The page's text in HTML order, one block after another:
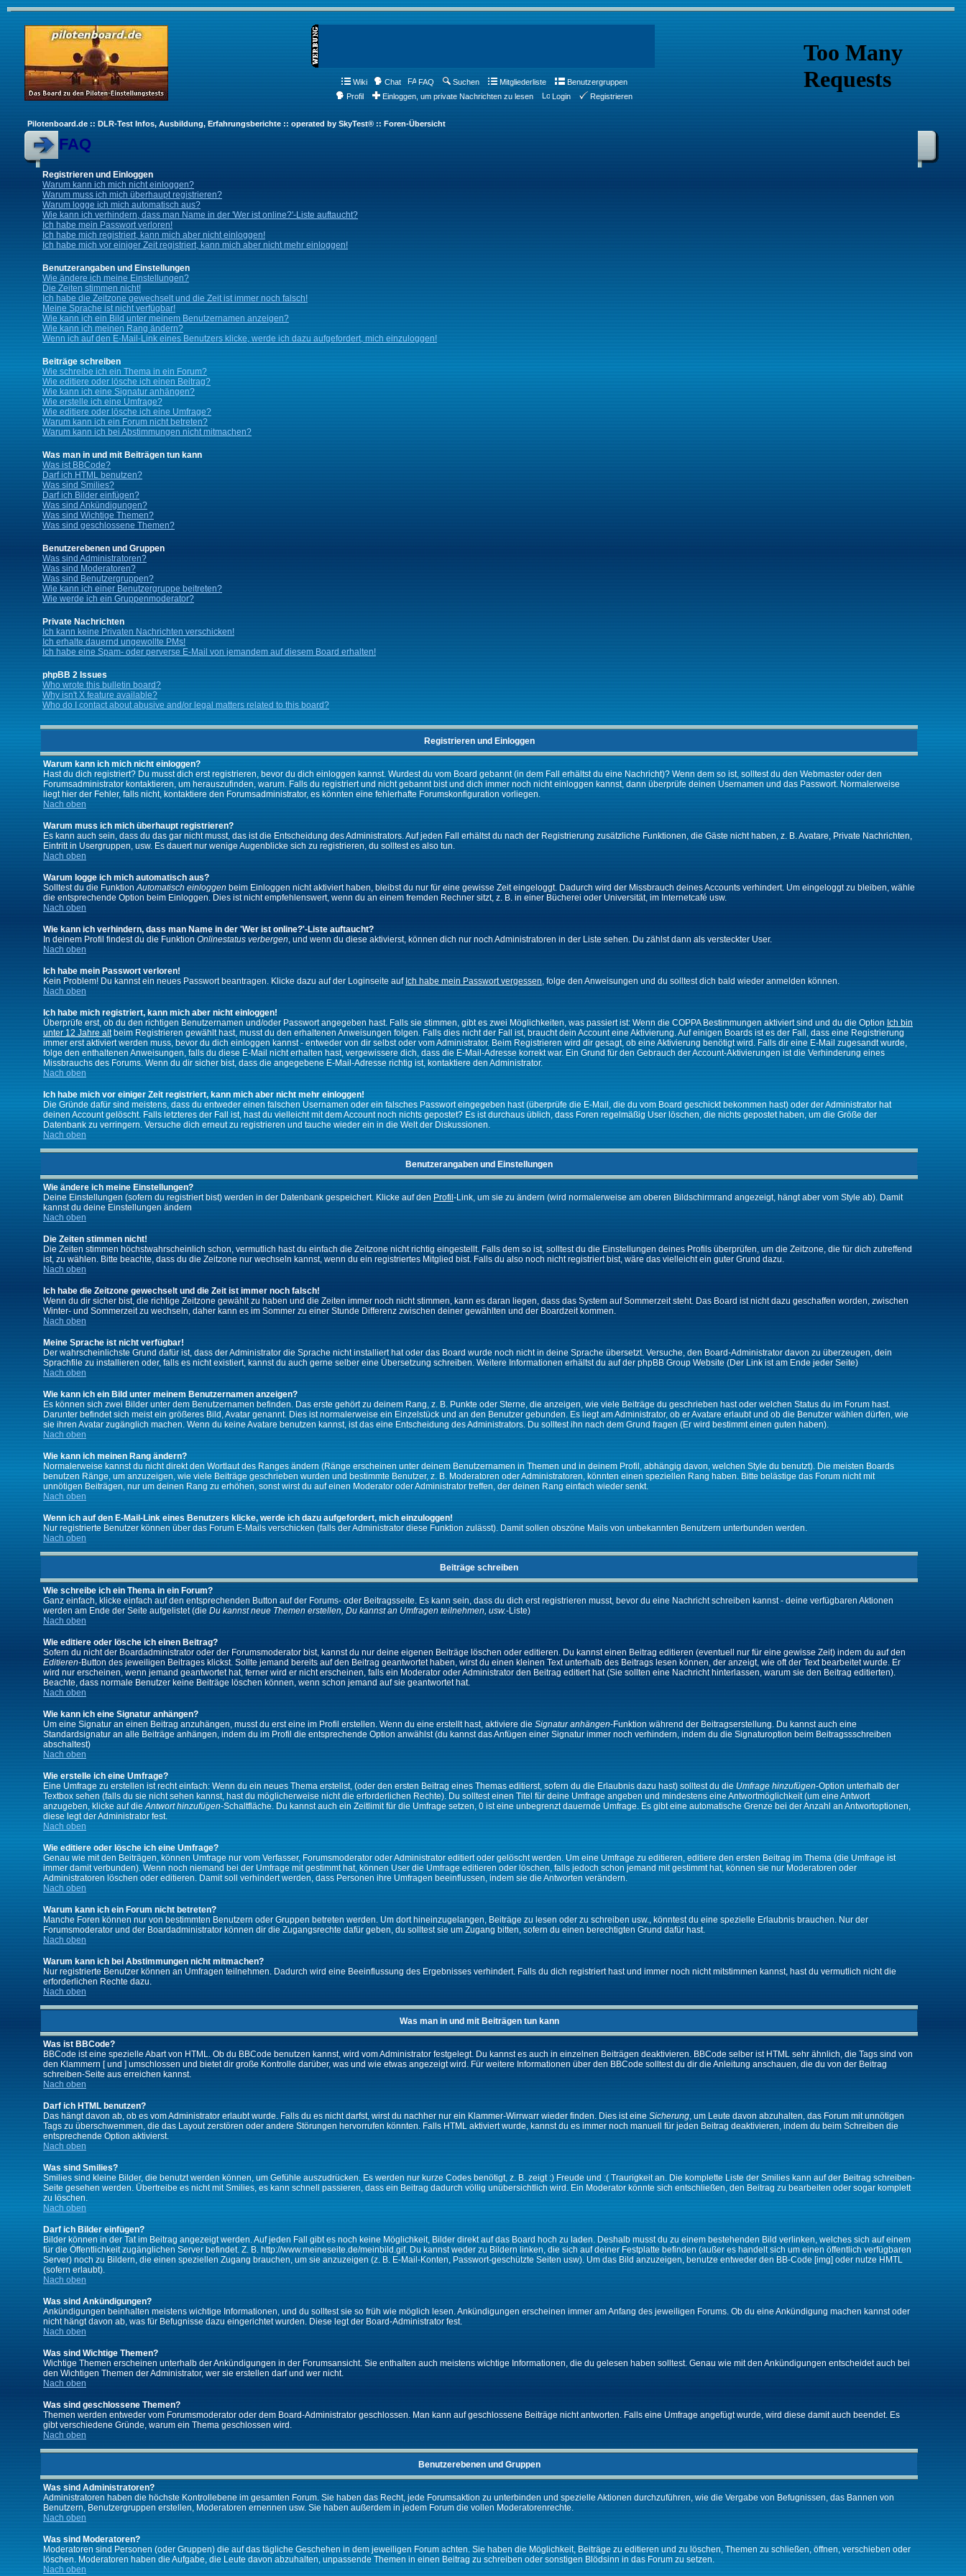
Wiki Chat FAQ Suchen Mitgliederliste
Benutzergruppen
Profil
Einloggen, um private Nachrichten zu lesen Login Registrieren
Pilotenboard.de :: DLR-Test Infos, Ausbildung, Erfahrungsberichte :: operated by SkyTest® :: Foren-Übersicht
FAQ
Registrieren und Einloggen
Warum kann ich mich nicht einloggen?
Warum muss ich mich überhaupt registrieren?
Warum logge ich mich automatisch aus?
Wie kann ich verhindern, dass man Name in der 'Wer ist online?'-Liste auftaucht?
Ich habe mein Passwort verloren!
Ich habe mich registriert, kann mich aber nicht einloggen!
Ich habe mich vor einiger Zeit registriert, kann mich aber nicht mehr einloggen!
Benutzerangaben und Einstellungen
Wie ändere ich meine Einstellungen?
Die Zeiten stimmen nicht!
Ich habe die Zeitzone gewechselt und die Zeit ist immer noch falsch!
Meine Sprache ist nicht verfügbar!
Wie kann ich ein Bild unter meinem Benutzernamen anzeigen?
Wie kann ich meinen Rang ändern?
Wenn ich auf den E-Mail-Link eines Benutzers klicke, werde ich dazu aufgefordert, mich einzuloggen!
Beiträge schreiben
Wie schreibe ich ein Thema in ein Forum?
Wie editiere oder lösche ich einen Beitrag?
Wie kann ich eine Signatur anhängen?
Wie erstelle ich eine Umfrage?
Wie editiere oder lösche ich eine Umfrage?
Warum kann ich ein Forum nicht betreten?
Warum kann ich bei Abstimmungen nicht mitmachen?
Was man in und mit Beiträgen tun kann
Was ist BBCode?
Darf ich HTML benutzen?
Was sind Smilies?
Darf ich Bilder einfügen?
Was sind Ankündigungen?
Was sind Wichtige Themen?
Was sind geschlossene Themen?
Benutzerebenen und Gruppen
Was sind Administratoren?
Was sind Moderatoren?
Was sind Benutzergruppen?
Wie kann ich einer Benutzergruppe beitreten?
Wie werde ich ein Gruppenmoderator?
Private Nachrichten
Ich kann keine Privaten Nachrichten verschicken!
Ich erhalte dauernd ungewollte PMs!
Ich habe eine Spam- oder perverse E-Mail von jemandem auf diesem Board erhalten!
phpBB 2 Issues
Who wrote this bulletin board?
Why isn't X feature available?
Who do I contact about abusive and/or legal matters related to this board?
Registrieren und Einloggen
Warum kann ich mich nicht einloggen?
Hast du dich registriert? Du musst dich erst registrieren, bevor du dich einloggen kannst. Wurdest du vom Board gebannt (in dem Fall erhältst du eine Nachricht)? Wenn dem so ist, solltest du den Webmaster oder den
Forumsadministrator kontaktieren, um herauszufinden, warum. Falls du registriert und nicht gebannt bist und dich immer noch nicht einloggen kannst, dann überprüfe deinen Usernamen und das Passwort. Normalerweise
liegt hier der Fehler, falls nicht, kontaktiere den Forumsadministrator, es könnten eine fehlerhafte Forumskonfiguration vorliegen.
Nach oben
Warum muss ich mich überhaupt registrieren?
Es kann auch sein, dass du das gar nicht musst, das ist die Entscheidung des Administrators. Auf jeden Fall erhältst du nach der Registrierung zusätzliche Funktionen, die Gäste nicht haben, z. B. Avatare, Private Nachrichten,
Eintritt in Usergruppen, usw. Es dauert nur wenige Augenblicke sich zu registrieren, du solltest es also tun.
Nach oben
Warum logge ich mich automatisch aus?
Solltest du die FunktionAutomatisch einloggen beim Einloggen nicht aktiviert haben, bleibst du nur für eine gewisse Zeit eingeloggt. Dadurch wird der Missbrauch deines Accounts verhindert. Um eingeloggt zu bleiben, wähle
die entsprechende Option beim Einloggen. Dies ist nicht empfehlenswert, wenn du an einem fremden Rechner sitzt, z. B. in einer Bücherei oder Universität, im Internetcafé usw.
Nach oben
Wie kann ich verhindern, dass man Name in der 'Wer ist online?'-Liste auftaucht?
In deinem Profil findest du die Funktion Onlinestatus verbergen, und wenn du diese aktivierst, können dich nur noch Administratoren in der Liste sehen. Du zählst dann als versteckter User.
Nach oben
Ich habe mein Passwort verloren!
Kein Problem! Du kannst ein neues Passwort beantragen. Klicke dazu auf der Loginseite auf Ich habe mein Passwort vergessen, folge den Anweisungen und du solltest dich bald wieder anmelden können.
Nach oben
Ich habe mich registriert, kann mich aber nicht einloggen!
Überprüfe erst, ob du den richtigen Benutzernamen und/oder Passwort angegeben hast. Falls sie stimmen, gibt es zwei Möglichkeiten, was passiert ist: Wenn die COPPA Bestimmungen aktiviert sind und du die Option Ich bin
unter 12 Jahre altbeim Registrieren gewählt hast, musst du den erhaltenen Anweisungen folgen. Falls dies nicht der Fall ist, braucht dein Account eine Aktivierung. Auf einigen Boards ist es der Fall, dass eine Registrierung
immer erst aktiviert werden muss, bevor du dich einloggen kannst - entweder von dir selbst oder vom Administrator. Beim Registrieren wird dir gesagt, ob eine Aktivierung benötigt wird. Falls dir eine E-Mail zugesandt wurde,
folge den enthaltenen Anweisungen, falls du diese E-Mail nicht erhalten hast, vergewissere dich, dass die E-Mail-Adresse korrekt war. Ein Grund für den Gebrauch der Account-Aktivierungen ist die Verhinderung eines
Missbrauchs des Forums. Wenn du dir sicher bist, dass die angegebene E-Mail-Adresse richtig ist, kontaktiere den Administrator.
Nach oben
Ich habe mich vor einiger Zeit registriert, kann mich aber nicht mehr einloggen!
Die Gründe dafür sind meistens, dass du entweder einen falschen Usernamen oder ein falsches Passwort eingegeben hast (überprüfe die E-Mail, die du vom Board geschickt bekommen hast) oder der Administrator hat
deinen Account gelöscht. Falls letzteres der Fall ist, hast du vielleicht mit dem Account noch nichts gepostet? Es ist durchaus üblich, dass Foren regelmäßig User löschen, die nichts gepostet haben, um die Größe der
Datenbank zu verringern. Versuche dich erneut zu registrieren und tauche wieder ein in die Welt der Diskussionen.
Nach oben
Benutzerangaben und Einstellungen
Wie ändere ich meine Einstellungen?
Deine Einstellungen (sofern du registriert bist) werden in der Datenbank gespeichert. Klicke auf den Profil -Link, um sie zu ändern (wird normalerweise am oberen Bildschirmrand angezeigt, hängt aber vom Style ab). Damit
kannst du deine Einstellungen ändern
Nach oben
Die Zeiten stimmen nicht!
Die Zeiten stimmen höchstwahrscheinlich schon, vermutlich hast du einfach die Zeitzone nicht richtig eingestellt. Falls dem so ist, solltest du die Einstellungen deines Profils überprüfen, um die Zeitzone, die für dich zutreffend
ist, zu wählen. Bitte beachte, dass du die Zeitzone nur wechseln kannst, wenn du ein registriertes Mitglied bist. Falls du also noch nicht registriert bist, wäre das vielleicht ein guter Grund dazu.
Nach oben
Ich habe die Zeitzone gewechselt und die Zeit ist immer noch falsch!
Wenn du dir sicher bist, die richtige Zeitzone gewählt zu haben und die Zeiten immer noch nicht stimmen, kann es daran liegen, dass das System auf Sommerzeit steht. Das Board ist nicht dazu geschaffen worden, zwischen
Winter- und Sommerzeit zu wechseln, daher kann es im Sommer zu einer Stunde Differenz zwischen deiner gewählten und der Boardzeit kommen.
Nach oben
Meine Sprache ist nicht verfügbar!
Der wahrscheinlichste Grund dafür ist, dass der Administrator die Sprache nicht installiert hat oder das Board wurde noch nicht in deine Sprache übersetzt. Versuche, den Board-Administrator davon zu überzeugen, dein
Sprachfile zu installieren oder, falls es nicht existiert, kannst du auch gerne selber eine Übersetzung schreiben. Weitere Informationen erhältst du auf der phpBB Group Website (Der Link ist am Ende jeder Seite)
Nach oben
Wie kann ich ein Bild unter meinem Benutzernamen anzeigen?
Es können sich zwei Bilder unter dem Benutzernamen befinden. Das erste gehört zu deinem Rang, z. B. Punkte oder Sterne, die anzeigen, wie viele Beiträge du geschrieben hast oder welchen Status du im Forum hast.
Darunter befindet sich meist ein größeres Bild, Avatar genannt. Dies ist normalerweise ein Einzelstück und an den Benutzer gebunden. Es liegt am Administrator, ob er Avatare erlaubt und ob die Benutzer wählen dürfen, wie
sie ihren Avatar zugänglich machen. Wenn du keine Avatare benutzen kannst, ist das eine Entscheidung des Administrators. Du solltest ihn nach dem Grund fragen (Er wird bestimmt einen guten haben).
Nach oben
Wie kann ich meinen Rang ändern?
Normalerweise kannst du nicht direkt den Wortlaut des Ranges ändern (Ränge erscheinen unter deinem Benutzernamen in Themen und in deinem Profil, abhängig davon, welchen Style du benutzt). Die meisten Boards
benutzen Ränge, um anzuzeigen, wie viele Beiträge geschrieben wurden und bestimmte Benutzer, z. B. Moderatoren oder Administratoren, könnten einen speziellen Rang haben. Bitte belästige das Forum nicht mit
unnötigen Beiträgen, nur um deinen Rang zu erhöhen, sonst wirst du auf einen Moderator oder Administrator treffen, der deinen Rang einfach wieder senkt.
Nach oben
Wenn ich auf den E-Mail-Link eines Benutzers klicke, werde ich dazu aufgefordert, mich einzuloggen!
Nur registrierte Benutzer können über das Forum E-Mails verschicken (falls der Administrator diese Funktion zulässt). Damit sollen obszöne Mails von unbekannten Benutzern unterbunden werden.
Nach oben
Beiträge schreiben
Wie schreibe ich ein Thema in ein Forum?
Ganz einfach, klicke einfach auf den entsprechenden Button auf der Forums- oder Beitragsseite. Es kann sein, dass du dich erst registrieren musst, bevor du eine Nachricht schreiben kannst - deine verfügbaren Aktionen
werden am Ende der Seite aufgelistet (die Du kannst neue Themen erstellen, Du kannst an Umfragen teilnehmen, usw.-Liste)
Nach oben
Wie editiere oder lösche ich einen Beitrag?
Sofern du nicht der Boardadministrator oder der Forumsmoderator bist, kannst du nur deine eigenen Beiträge löschen oder editieren. Du kannst einen Beitrag editieren (eventuell nur für eine gewisse Zeit) indem du auf den
Editieren-Button des jeweiligen Beitrages klickst. Sollte jemand bereits auf den Beitrag geantwortet haben, wirst du einen kleinen Text unterhalb des Beitrags lesen können, der anzeigt, wie oft der Text bearbeitet wurde. Er
wird nur erscheinen, wenn jemand geantwortet hat, ferner wird er nicht erscheinen, falls ein Moderator oder Administrator den Beitrag editiert hat (Sie sollten eine Nachricht hinterlassen, warum sie den Beitrag editierten).
Beachte, dass normale Benutzer keine Beiträge löschen können, wenn schon jemand auf sie geantwortet hat.
Nach oben
Wie kann ich eine Signatur anhängen?
Um eine Signatur an einen Beitrag anzuhängen, musst du erst eine im Profil erstellen. Wenn du eine erstellt hast, aktiviere die Signatur anhängen-Funktion während der Beitragserstellung. Du kannst auch eine
Standardsignatur an alle Beiträge anhängen, indem du im Profil die entsprechende Option anwählst (du kannst das Anfügen einer Signatur immer noch verhindern, indem du die Signaturoption beim Beitragssschreiben
abschaltest)
Nach oben
Wie erstelle ich eine Umfrage?
Eine Umfrage zu erstellen ist recht einfach: Wenn du ein neues Thema erstellst, (oder den ersten Beitrag eines Themas editierst, sofern du die Erlaubnis dazu hast) solltest du die Umfrage hinzufügen-Option unterhalb der
Textbox sehen (falls du sie nicht sehen kannst, hast du möglicherweise nicht die erforderlichen Rechte). Du solltest einen Titel für deine Umfrage angeben und mindestens eine Antwortmöglichkeit (um eine Antwort
anzugeben, klicke auf dieAntwort hinzufügen-Schaltfläche. Du kannst auch ein Zeitlimit für die Umfrage setzen, 0 ist eine unbegrenzt dauernde Umfrage. Es gibt eine automatische Grenze bei der Anzahl an Antwortoptionen,
diese legt der Administrator fest.
Nach oben
Wie editiere oder lösche ich eine Umfrage?
Genau wie mit den Beiträgen, können Umfrage nur vom Verfasser, Forumsmoderator oder Administrator editiert oder gelöscht werden. Um eine Umfrage zu editieren, editiere den ersten Beitrag im Thema (die Umfrage ist
immer damit verbunden). Wenn noch niemand bei der Umfrage mit gestimmt hat, können User die Umfrage editieren oder löschen, falls jedoch schon jemand mit gestimmt hat, können sie nur Moderatoren oder
Administratoren löschen oder editieren. Damit soll verhindert werden, dass Personen ihre Umfragen beeinflussen, indem sie die Antworten verändern.
Nach oben
Warum kann ich ein Forum nicht betreten?
Manche Foren können nur von bestimmten Benutzern oder Gruppen betreten werden. Um dort hineinzugelangen, Beiträge zu lesen oder zu schreiben usw., könntest du eine spezielle Erlaubnis brauchen. Nur der
Forumsmoderator und der Boardadministrator können dir die Zugangsrechte dafür geben, du solltest sie um Zugang bitten, sofern du einen berechtigten Grund dafür hast.
Nach oben
Warum kann ich bei Abstimmungen nicht mitmachen?
Nur registrierte Benutzer können an Umfragen teilnehmen. Dadurch wird eine Beeinflussung des Ergebnisses verhindert. Falls du dich registriert hast und immer noch nicht mitstimmen kannst, hast du vermutlich nicht die
erforderlichen Rechte dazu.
Nach oben
Was man in und mit Beiträgen tun kann
Was ist BBCode?
BBCode ist eine spezielle Abart von HTML. Ob du BBCode benutzen kannst, wird vom Administrator festgelegt. Du kannst es auch in einzelnen Beiträgen deaktivieren. BBCode selber ist HTML sehr ähnlich, die Tags sind von
den Klammern [ und ] umschlossen und bietet dir große Kontrolle darüber, was und wie etwas angezeigt wird. Für weitere Informationen über den BBCode solltest du dir die Anleitung anschauen, die du von der Beitrag
schreiben-Seite aus erreichen kannst.
Nach oben
Darf ich HTML benutzen?
Das hängt davon ab, ob es vom Administrator erlaubt wurde. Falls du es nicht darfst, wirst du nachher nur ein Klammer-Wirrwarr wieder finden. Dies ist eine Sicherung, um Leute davon abzuhalten, das Forum mit unnötigen
Tags zu überschwemmen, die das Layout zerstören oder andere Störungen hervorrufen könnten. Falls HTML aktiviert wurde, kannst du es immer noch manuell für jeden Beitrag deaktivieren, indem du beim Schreiben die
entsprechende Option aktivierst.
Nach oben
Was sind Smilies?
Smilies sind kleine Bilder, die benutzt werden können, um Gefühle auszudrücken. Es werden nur kurze Codes benötigt, z. B. zeigt :) Freude und :( Traurigkeit an. Die komplette Liste der Smilies kann auf der Beitrag schreiben-
Seite gesehen werden. Übertreibe es nicht mit Smilies, es kann schnell passieren, dass ein Beitrag dadurch völlig unübersichtlich wird. Ein Moderator könnte sich entschließen, den Beitrag zu bearbeiten oder sogar komplett
zu löschen.
Nach oben
Darf ich Bilder einfügen?
Bilder können in der Tat im Beitrag angezeigt werden. Auf jeden Fall gibt es noch keine Möglichkeit, Bilder direkt auf das Board hoch zu laden. Deshalb musst du zu einem bestehenden Bild verlinken, welches sich auf einem
für die Öffentlichkeit zugänglichen Server befindet. Z. B. http://www.meineseite.de/meinbild.gif. Du kannst weder zu Bildern linken, die sich auf deiner Festplatte befinden (außer es handelt sich um einen öffentlich verfügbaren
Server) noch zu Bildern, die einen speziellen Zugang brauchen, um sie anzuzeigen (z. B. E-Mail-Konten, Passwort-geschützte Seiten usw). Um das Bild anzuzeigen, benutze entweder den BB-Code [img] oder nutze HMTL
(sofern erlaubt).
Nach oben
Was sind Ankündigungen?
Ankündigungen beinhalten meistens wichtige Informationen, und du solltest sie so früh wie möglich lesen. Ankündigungen erscheinen immer am Anfang des jeweiligen Forums. Ob du eine Ankündigung machen kannst oder
nicht hängt davon ab, was für Befugnisse dazu eingerichtet wurden. Diese legt der Board-Administrator fest.
Nach oben
Was sind Wichtige Themen?
Wichtige Themen erscheinen unterhalb der Ankündigungen in der Forumsansicht. Sie enthalten auch meistens wichtige Informationen, die du gelesen haben solltest. Genau wie mit den Ankündigungen entscheidet auch bei
den Wichtigen Themen der Administrator, wer sie erstellen darf und wer nicht.
Nach oben
Was sind geschlossene Themen?
Themen werden entweder vom Forumsmoderator oder dem Board-Administrator geschlossen. Man kann auf geschlossene Beiträge nicht antworten. Falls eine Umfrage angefügt wurde, wird diese damit auch beendet. Es
gibt verschiedene Gründe, warum ein Thema geschlossen wird.
Nach oben
Benutzerebenen und Gruppen
Was sind Administratoren?
Administratoren haben die höchste Kontrollebene im gesamten Forum. Sie haben das Recht, jede Forumsaktion zu unterbinden und spezielle Aktionen durchzuführen, wie die Vergabe von Befugnissen, das Bannen von
Benutzern, Benutzergruppen erstellen, Moderatoren ernennen usw. Sie haben außerdem in jedem Forum die vollen Moderatorenrechte.
Nach oben
Was sind Moderatoren?
Moderatoren sind Personen (oder Gruppen) die auf das tägliche Geschehen in dem jeweiligen Forum achten. Sie haben die Möglichkeit, Beiträge zu editieren und zu löschen, Themen zu schließen, öffnen, verschieben oder
löschen. Moderatoren haben die Aufgabe, die Leute davon abzuhalten, unpassende Themen in einen Beitrag zu schreiben oder sonstigen Blödsinn in das Forum zu setzen.
Nach oben